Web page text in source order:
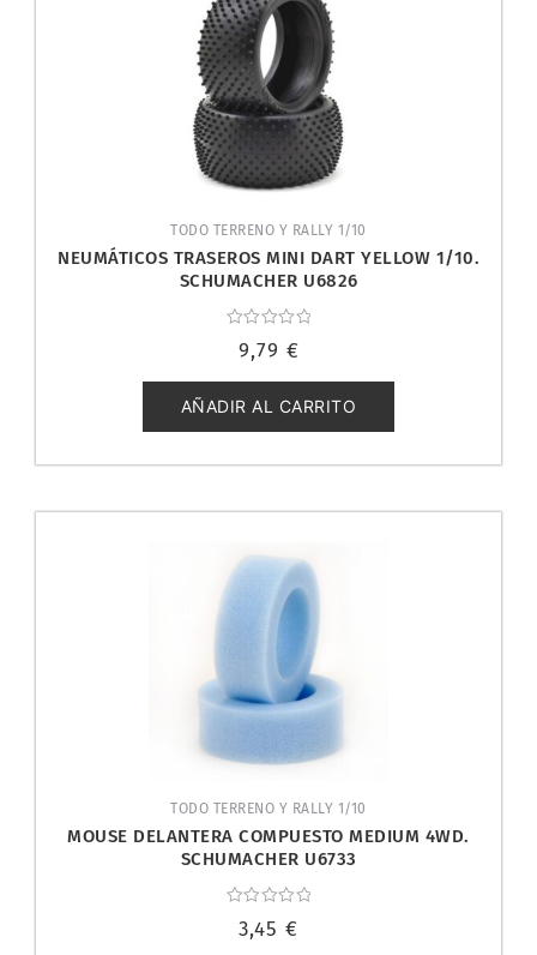
TODO TERRENO Y RALLY 1/10
NEUMÁTICOS TRASEROS MINI DART YELLOW 1/10.
SCHUMACHER U6826
con
de
5
9,79 €
AÑADIR AL CARRITO
TODO TERRENO Y RALLY 1/10
MOUSE DELANTERA COMPUESTO MEDIUM 4WD.
SCHUMACHER U6733
con
3,45 €